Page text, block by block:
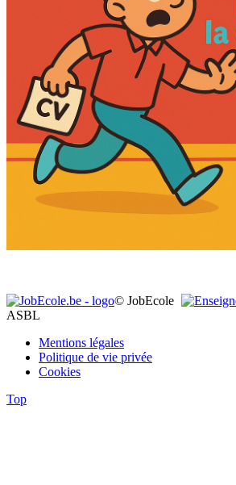
© JobEcole
ASBL
Mentions légales
Politique de vie privée
Cookies
Top